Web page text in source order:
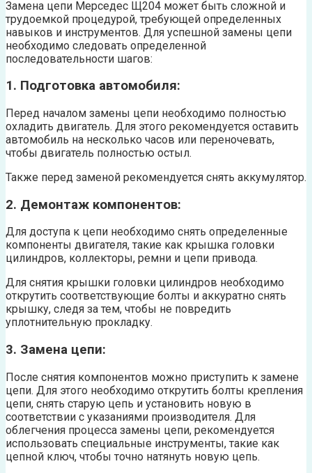
Замена цепи Мерседес Щ204 может быть сложной и
трудоемкой процедурой, требующей определенных
навыков и инструментов. Для успешной замены цепи
необходимо следовать определенной
последовательности шагов:
1. Подготовка автомобиля:
Перед началом замены цепи необходимо полностью
охладить двигатель. Для этого рекомендуется оставить
автомобиль на несколько часов или переночевать,
чтобы двигатель полностью остыл.
Также перед заменой рекомендуется снять аккумулятор.
2. Демонтаж компонентов:
Для доступа к цепи необходимо снять определенные
компоненты двигателя, такие как крышка головки
цилиндров, коллекторы, ремни и цепи привода.
Для снятия крышки головки цилиндров необходимо
открутить соответствующие болты и аккуратно снять
крышку, следя за тем, чтобы не повредить
уплотнительную прокладку.
3. Замена цепи:
После снятия компонентов можно приступить к замене
цепи. Для этого необходимо открутить болты крепления
цепи, снять старую цепь и установить новую в
соответствии с указаниями производителя. Для
облегчения процесса замены цепи, рекомендуется
использовать специальные инструменты, такие как
цепной ключ, чтобы точно натянуть новую цепь.